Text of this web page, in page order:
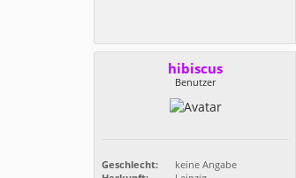
hibiscus
Benutzer
Geschlecht:
keine Angabe